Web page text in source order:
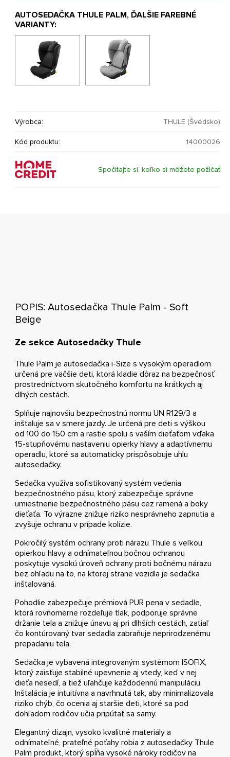
AUTOSEDAČKA THULE PALM, ĎALŠIE FAREBNÉ
VARIANTY:
Výrobca: THULE (Švédsko)
Kód produktu: 14000026
Spočítajte si, koľko si môžete požičať
POPIS: Autosedačka Thule Palm - Soft
Beige
Ze sekce Autosedačky Thule
Thule Palm je autosedačka i-Size s vysokým operadlom
určená pre väčšie deti, ktorá kladie dôraz na bezpečnosť
prostredníctvom skutočného komfortu na krátkych aj
dlhých cestách.
Splňuje najnovšiu bezpečnostnú normu UN R129/3 a
inštaluje sa v smere jazdy. Je určená pre deti s výškou
od 100 do 150 cm a rastie spolu s vaším dieťaťom vďaka
15-stupňovému nastaveniu opierky hlavy a adaptívnemu
operadlu, ktoré sa automaticky prispôsobuje uhlu
autosedačky.
Sedačka využíva sofistikovaný systém vedenia
bezpečnostného pásu, ktorý zabezpečuje správne
umiestnenie bezpečnostného pásu cez ramená a boky
dieťaťa. To výrazne znižuje riziko nesprávneho zapnutia a
zvyšuje ochranu v prípade kolízie.
Pokročilý systém ochrany proti nárazu Thule s veľkou
opierkou hlavy a odnímateľnou bočnou ochranou
poskytuje vysokú úroveň ochrany proti bočnému nárazu
bez ohľadu na to, na ktorej strane vozidla je sedačka
inštalovaná.
Pohodlie zabezpečuje prémiová PUR pena v sedadle,
ktorá rovnomerne rozdeľuje tlak, podporuje správne
držanie tela a znižuje únavu aj pri dlhších cestách, zatiaľ
čo kontúrovaný tvar sedadla zabraňuje neprirodzenému
prepadaniu tela.
Sedačka je vybavená integrovaným systémom ISOFIX,
ktorý zaisťuje stabilné upevnenie aj vtedy, keď v nej
dieťa nesedí, a tiež uľahčuje každodennú manipuláciu.
Inštalácia je intuitívna a navrhnutá tak, aby minimalizovala
riziko chýb, čo ocenia aj staršie deti, ktoré sa pod
dohľadom rodičov učia pripútať sa samy.
Elegantný dizajn, vysoko kvalitné materiály a
odnímateľné, prateľné poťahy robia z autosedačky Thule
Palm produkt, ktorý spĺňa vysoké nároky rodičov na